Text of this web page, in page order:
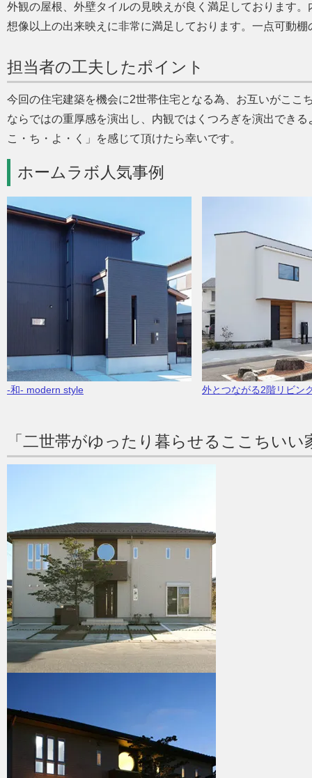
外観の屋根、外壁タイルの見映えが良く満足しております
想像以上の出来映えに非常に満足しております。一点可動
担当者の工夫したポイント
今回の住宅建築を機会に2世帯住宅となる為、お互いがここ
ならではの重厚感を演出し、内観ではくつろぎを演出でき
こ・ち・よ・く
を感じて頂けたら幸いです。
ホームラボ人気事例
-和- modern style 外とつながる2階リビン
「二世帯がゆったり暮らせるここちい